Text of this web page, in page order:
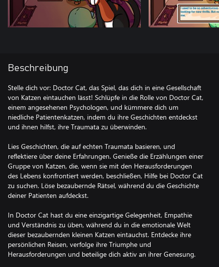
Beschreibung
Stelle dich vor: Doctor Cat, das Spiel, das dich in eine Gesellschaft
von Katzen eintauchen lässt! Schlüpfe in die Rolle von Doctor Cat,
einem angesehenen Psychologen, und kümmere dich um
niedliche Patientenkatzen, indem du ihre Geschichten entdeckst
und ihnen hilfst, ihre Traumata zu überwinden.
Lies Geschichten, die auf echten Traumata basieren, und
reflektiere über deine Erfahrungen. Genieße die Erzählungen einer
Gruppe von Katzen, die, wenn sie mit den Herausforderungen
des Lebens konfrontiert werden, beschließen, Hilfe bei Doctor Cat
zu suchen. Löse bezaubernde Rätsel, während du die Geschichte
deiner Patienten aufdeckst.
In Doctor Cat hast du eine einzigartige Gelegenheit, Empathie
und Verständnis zu üben, während du in die emotionale Welt
dieser bezaubernden kleinen Katzen eintauchst. Entdecke ihre
persönlichen Reisen, verfolge ihre Triumphe und
Herausforderungen und beteilige dich aktiv an ihrer Genesung.